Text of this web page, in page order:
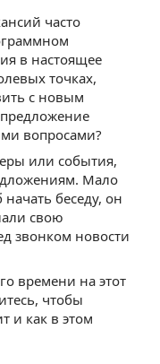
часто
в настоящее
точках,
с новым
вопросами?
или события,
Мало
беседу, он
свою
звонком новости
времени на этот
чтобы
и как в этом